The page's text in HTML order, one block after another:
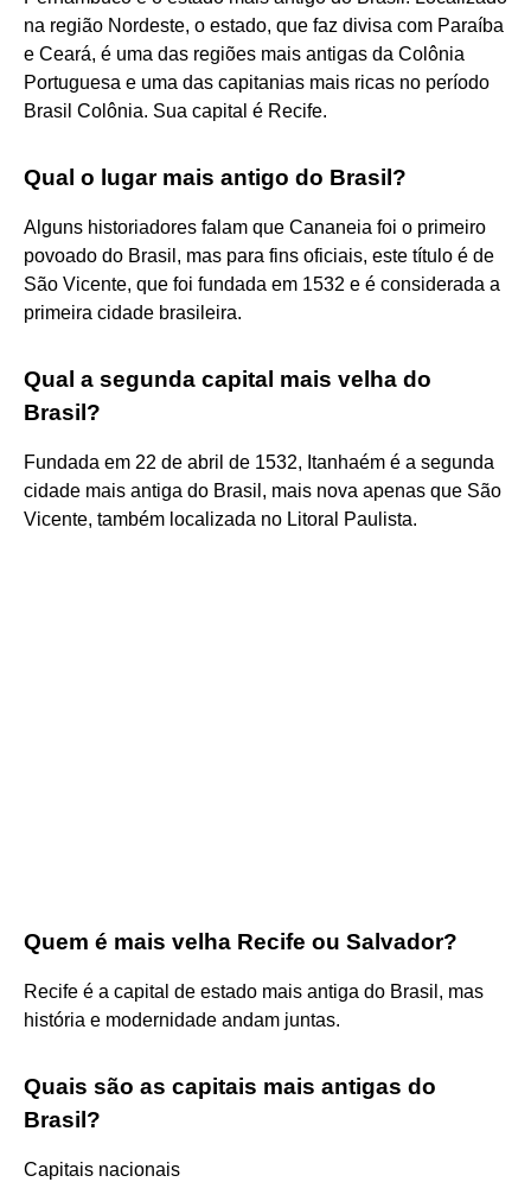
na região Nordeste, o estado, que faz divisa com Paraíba
e Ceará, é uma das regiões mais antigas da Colônia
Portuguesa e uma das capitanias mais ricas no período
Brasil Colônia. Sua capital é Recife.
Qual o lugar mais antigo do Brasil?
Alguns historiadores falam que Cananeia foi o primeiro
povoado do Brasil, mas para fins oficiais, este título é de
São Vicente, que foi fundada em 1532 e é considerada a
primeira cidade brasileira.
Qual a segunda capital mais velha do
Brasil?
Fundada em 22 de abril de 1532, Itanhaém é a segunda
cidade mais antiga do Brasil, mais nova apenas que São
Vicente, também localizada no Litoral Paulista.
Quem é mais velha Recife ou Salvador?
Recife é a capital de estado mais antiga do Brasil, mas
história e modernidade andam juntas.
Quais são as capitais mais antigas do
Brasil?
Capitais nacionais